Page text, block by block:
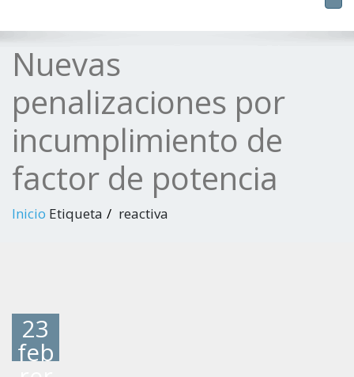
Nuevas
penalizaciones por
incumplimiento de
factor de potencia
Inicio Etiqueta reactiva
23
feb